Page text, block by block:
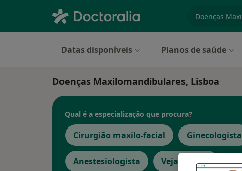
Datas disponíveis Planos de saúde
Doenças Maxilomandibulares, Lisboa
Qual é a especialização que procura?
Cirurgião maxilo-facial Ginecologista
Anestesiologista Veja mais